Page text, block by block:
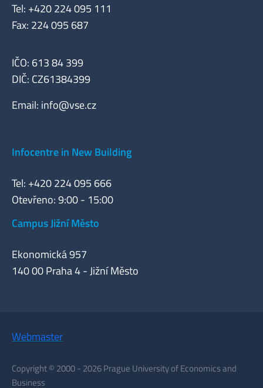
Tel: +420 224 095 111
Fax: 224 095 687
IČO: 613 84 399
DIČ: CZ61384399
Email: info@vse.cz
Infocentre in New Building
Tel: +420 224 095 666
Otevřeno: 9:00 - 15:00
Campus Jižní Město
Ekonomická 957
140 00 Praha 4 - Jižní Město
Webmaster
Copyright © 2000 - 2026 Prague University of Economics and
Business